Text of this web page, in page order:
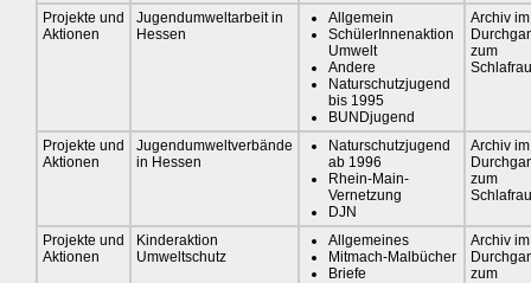
Projekte und
Aktionen
Jugendumweltarbeit in
Hessen
Allgemein
SchülerInnenaktion
Umwelt
Andere
Naturschutzjugend
bis 1995
BUNDjugend
Archiv im
zum
Projekte und
Aktionen
Jugendumweltverbände
in Hessen
Naturschutzjugend
ab 1996
Rhein-Main-
Vernetzung
DJN
Archiv im
zum
Projekte und
Aktionen
Kinderaktion
Umweltschutz
Allgemeines
Mitmach-Malbücher
Briefe
Archiv im
zum